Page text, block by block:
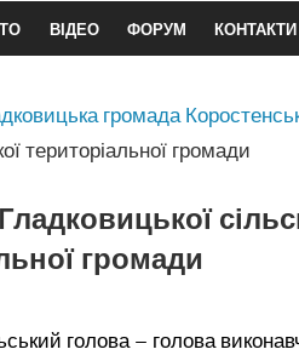
ВІДЕО ФОРУМ КОНТАКТИ
громада
територіальної громади
громади
голова – голова